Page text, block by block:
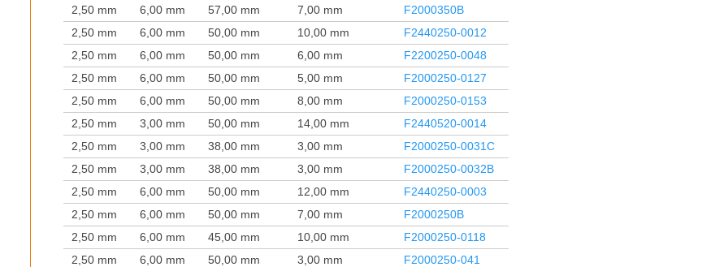
2,50 mm
6,00 mm 57,00 mm 7,00 mm
F2000350B
2,50 mm
6,00 mm 50,00 mm 10,00 mm
F2440250-0012
2,50 mm
6,00 mm 50,00 mm 6,00 mm
F2200250-0048
2,50 mm
6,00 mm 50,00 mm 5,00 mm
F2000250-0127
2,50 mm
6,00 mm 50,00 mm 8,00 mm
F2000250-0153
2,50 mm
3,00 mm 50,00 mm 14,00 mm
F2440520-0014
2,50 mm
3,00 mm 38,00 mm 3,00 mm
F2000250-0031C
2,50 mm
3,00 mm 38,00 mm 3,00 mm
F2000250-0032B
2,50 mm
6,00 mm 50,00 mm 12,00 mm
F2440250-0003
2,50 mm
6,00 mm 50,00 mm 7,00 mm
F2000250B
2,50 mm
6,00 mm 45,00 mm 10,00 mm
F2000250-0118
2,50 mm
6,00 mm 50,00 mm 3,00 mm
F2000250-041